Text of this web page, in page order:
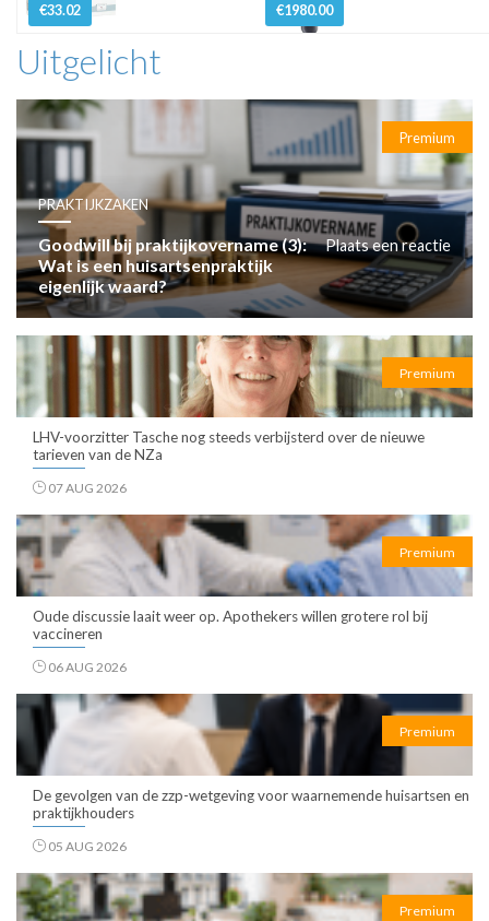
€33.02 €1980.00
Uitgelicht
Premium
PRAKTIJKZAKEN
Goodwill bij praktijkovername (3):
Wat is een huisartsenpraktijk
eigenlijk waard?
Plaats een reactie
Premium
LHV-voorzitter Tasche nog steeds verbijsterd over de nieuwe
tarieven van de NZa
07 AUG 2026
Premium
Oude discussie laait weer op. Apothekers willen grotere rol bij
vaccineren
06 AUG 2026
Premium
De gevolgen van de zzp-wetgeving voor waarnemende huisartsen en
praktijkhouders
05 AUG 2026
Premium